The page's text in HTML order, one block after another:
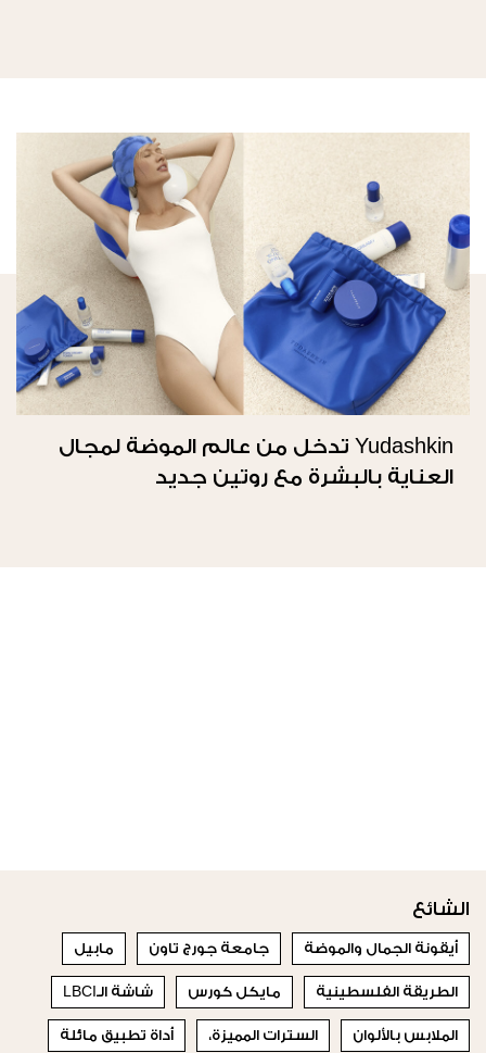
Yudashkin تدخل من عالم الموضة لمجال
العناية بالبشرة مع روتين جديد
الشائع
أيقونة الجمال والموضة جامعة جورج تاون مابيل
الطريقة الفلسطينية مايكل كورس شاشة الـLBCI
الملابس بالألوان السترات المميزة، أداة تطبيق مائلة